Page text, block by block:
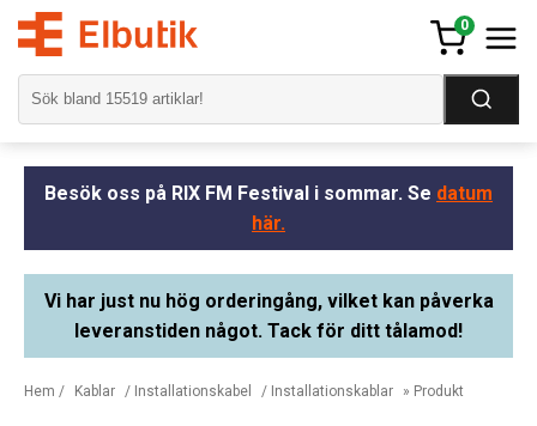
0
Besök oss på RIX FM Festival i sommar. Se datum
här.
Vi har just nu hög orderingång, vilket kan påverka
leveranstiden något. Tack för ditt tålamod!
Hem / Kablar / Installationskabel / Installationskablar » Produkt